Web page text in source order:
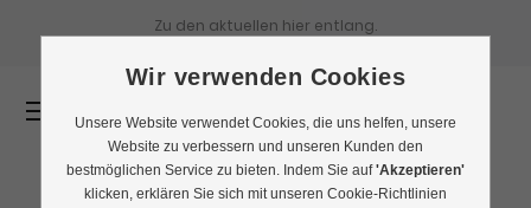
Zu den aktuellen hier entlang.
Wir verwenden Cookies
Unsere Website verwendet Cookies, die uns helfen, unsere
Website zu verbessern und unseren Kunden den
bestmöglichen Service zu bieten. Indem Sie auf'Akzeptieren'
klicken, erklären Sie sich mit unseren Cookie-Richtlinien